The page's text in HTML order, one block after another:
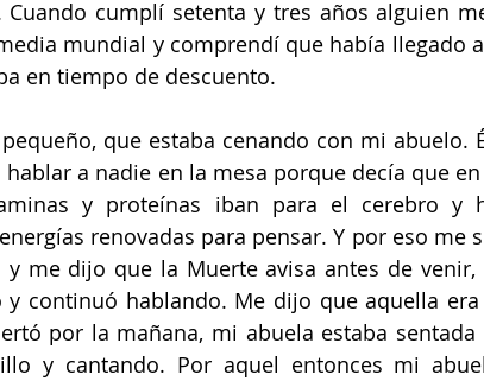
Cuando cumplí setenta y tres años alguien
mundial y comprendí que había llegado
en tiempo de descuento.
que estaba cenando con mi abuelo.
a nadie en la mesa porque decía que
y proteínas iban para el cerebro y
renovadas para pensar. Y por eso me
me dijo que la Muerte avisa antes de venir,
y continuó hablando. Me dijo que aquella
por la mañana, mi abuela estaba
y cantando. Por aquel entonces mi